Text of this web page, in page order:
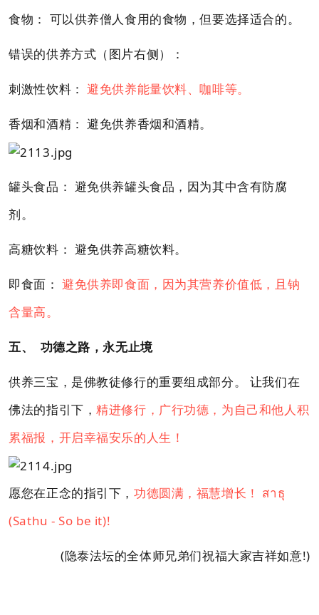
食物： 可以供养僧人食用的食物，但要选择适合的。
错误的供养方式（图片右侧）：
刺激性饮料：避免供养能量饮料、咖啡等。
香烟和酒精： 避免供养香烟和酒精。
罐头食品： 避免供养罐头食品，因为其中含有防腐
剂。
高糖饮料： 避免供养高糖饮料。
即食面：避免供养即食面，因为其营养价值低，且钠
含量高。
五、 功德之路，永无止境
供养三宝，是佛教徒修行的重要组成部分。 让我们在
佛法的指引下，精进修行，广行功德，为自己和他人积
累福报，开启幸福安乐的人生！
愿您在正念的指引下，功德圆满，福慧增长！ สาธุ
(Sathu - So be it)!
(隐泰法坛的全体师兄弟们祝福大家吉祥如意!)